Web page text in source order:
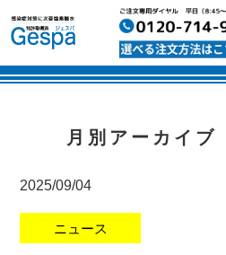
月別アーカイブ
2025/09/04
ニュース